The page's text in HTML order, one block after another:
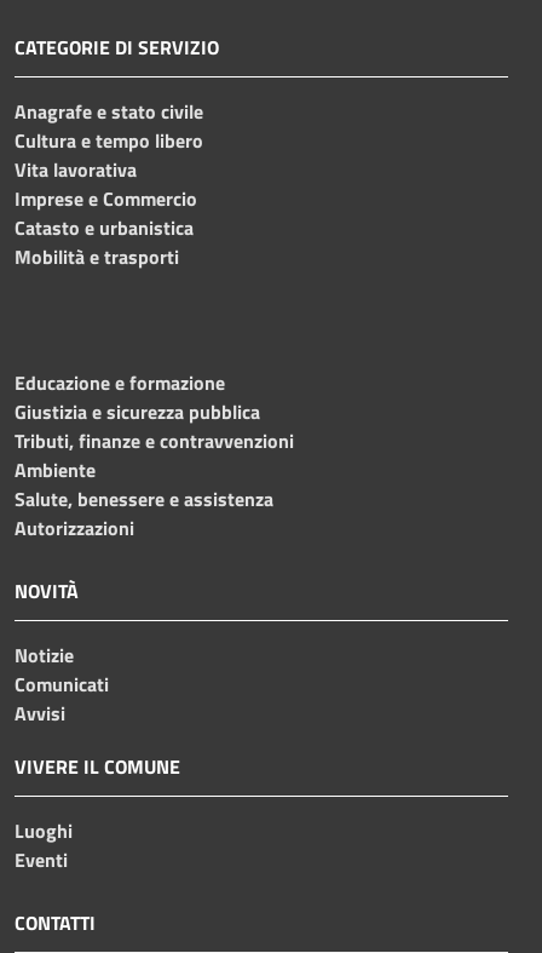
CATEGORIE DI SERVIZIO
Anagrafe e stato civile
Cultura e tempo libero
Vita lavorativa
Imprese e Commercio
Catasto e urbanistica
Mobilità e trasporti
Educazione e formazione
Giustizia e sicurezza pubblica
Tributi, finanze e contravvenzioni
Ambiente
Salute, benessere e assistenza
Autorizzazioni
NOVITÀ
Notizie
Comunicati
Avvisi
VIVERE IL COMUNE
Luoghi
Eventi
CONTATTI